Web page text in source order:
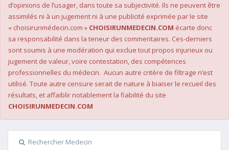
d’opinions de l’usager, dans toute sa subjectivité. Ils ne peuvent être
assimilés ni à un jugement ni à une publicité exprimée par le site
« choisirunmédecin.com » CHOISIRUNMEDECIN.COM écarte donc
sa responsabilité dans la teneur des commentaires. Ces-derniers
sont soumis à une modération qui exclue tout propos injurieux ou
jugement de valeur, voire contestation, des compétences
professionnelles du médecin. Aucun autre critère de filtrage n’est
utilisé. Toute autre censure serait de nature à biaiser le recueil des
résultats, et affaiblir notablement la fiabilité du site
CHOISIRUNMEDECIN.COM
Rechercher Medecin